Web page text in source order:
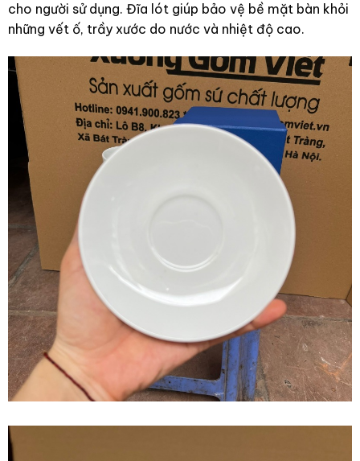
cho người sử dụng. Đĩa lót giúp bảo vệ bề mặt bàn khỏi
những vết ố, trầy xước do nước và nhiệt độ cao.